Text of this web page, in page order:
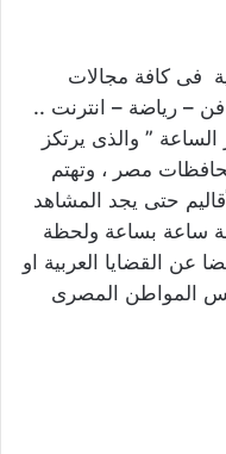
فى كافة مجالات
فن – رياضة – انترنت ..
” والذى يرتكز
مصر ، وتهتم
حتى يجد المشاهد
ساعة بساعة ولحظة
عن القضايا العربية او
تمس المواطن المصرى